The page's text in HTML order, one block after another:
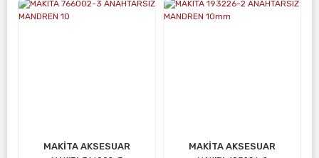
MAKİTA AKSESUAR MAKİTA AKSESUAR